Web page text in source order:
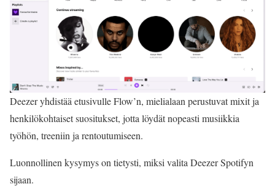
Deezer yhdistää etusivulle Flow’n, mielialaan perustuvat mixit ja
henkilökohtaiset suositukset, jotta löydät nopeasti musiikkia
työhön, treeniin ja rentoutumiseen.
Luonnollinen kysymys on tietysti, miksi valita Deezer Spotifyn
sijaan.